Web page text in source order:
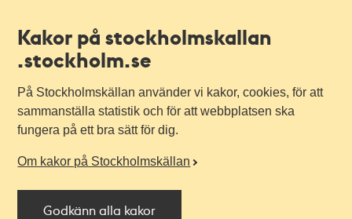
Kakor på stockholmskallan
.stockholm.se
På Stockholmskällan använder vi kakor, cookies, för att
sammanställa statistik och för att webbplatsen ska
fungera på ett bra sätt för dig.
Om kakor på Stockholmskällan
Godkänn alla kakor